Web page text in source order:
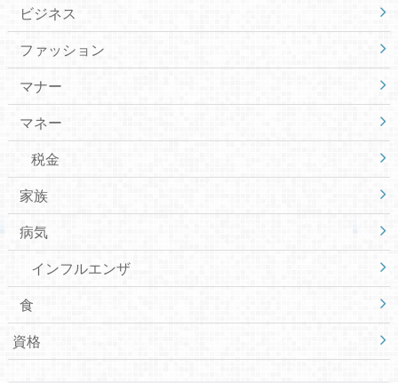
ビジネス
ファッション
マナー
マネー
税金
家族
病気
インフルエンザ
食
資格